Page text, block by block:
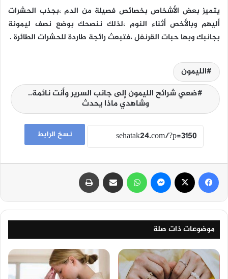
يتميز بعض الأشخاص بخصائص فصيلة من الدم ،بجذب الحشرات
أليهم وبالأخص أثناء النوم ،لذلك ننصحك بوضع نصف ليمونة
بجانبك وبها حبات القرنفل ،فتبعث رائجة طاردة للحشرات الطائرة .
الليمون
ضعي شرائح الليمون إلى جانب السرير وأنت نائمة..
وشاهدي ماذا يحدث
نسخ الرابط
فيسبوك ماسنجر واتساب مشاركة عبر البريد
موضوعات ذات صلة